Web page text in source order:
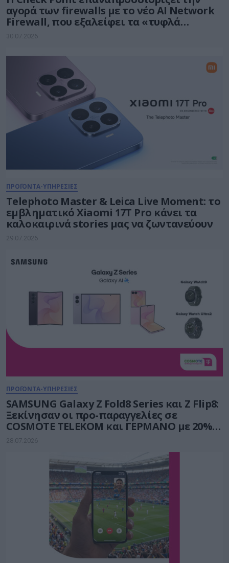
αγορά των firewalls με το νέο AI Network
Firewall, που εξαλείφει τα «τυφλά
σημεία» της Τεχνητής Νοημοσύνης σε
30.07.2026
ΠΡΟΪΟΝΤΑ-ΥΠΗΡΕΣΙΕΣ
Telephoto Master & Leica Live Moment: το
εμβληματικό Xiaomi 17Τ Pro κάνει τα
καλοκαιρινά stories μας να ζωντανεύουν
29.07.2026
ΠΡΟΪΟΝΤΑ-ΥΠΗΡΕΣΙΕΣ
SAMSUNG Galaxy Z Fold8 Series και Ζ Flip8:
Ξεκίνησαν οι προ-παραγγελίες σε
COSMOTE TELEKOM και ΓΕΡΜΑΝΟ με 20%
payzy cashback
28.07.2026